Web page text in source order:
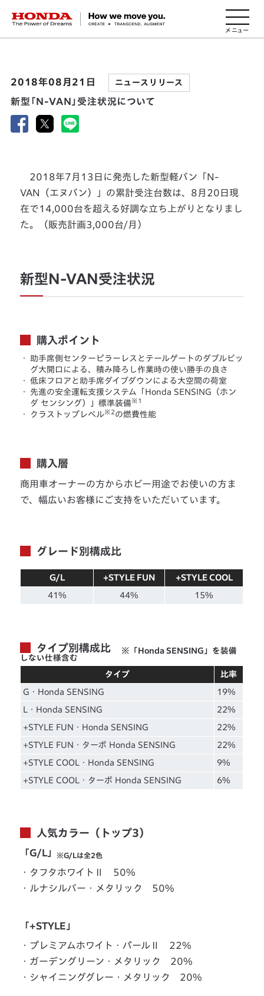
HONDA The Power of Dreams
2018年08月21日 ニュースリリース
新型「N-VAN」受注状況について
2018年7月13日に発売した新型軽バン「N-
VAN（エヌバン）」の累計受注台数は、8月20日現
在で14,000台を超える好調な立ち上がりとなりまし
た。（販売計画3,000台/月）
新型N-VAN受注状況
購入ポイント
・
助手席側センターピラーレスとテールゲートのダブルビッ
グ大開口による、積み降ろし作業時の使い勝手の良さ
・
低床フロアと助手席ダイブダウンによる大空間の荷室
・
先進の安全運転支援システム「Honda SENSING（ホン
ダ センシング）」標準装備※1
・ クラストップレベル※2 の燃費性能
購入層
商用車オーナーの方からホビー用途でお使いの方ま
で、幅広いお客様にご支持をいただいています。
グレード別構成比
G/L +STYLE FUN +STYLE COOL
41% 44% 15%
タイプ別構成比
※「Honda SENSING」を装備
しない仕様含む
タイプ
比率
G・Honda SENSING 19%
L・Honda SENSING 22%
+STYLE FUN・Honda SENSING 22%
+STYLE FUN・ターボ Honda SENSING 22%
+STYLE COOL・Honda SENSING 9%
+STYLE COOL・ターボ Honda SENSING 6%
人気カラー（トップ3）
「G/L」 ※G/Lは全2色
・タフタホワイトⅡ 50%
・ルナシルバー・メタリック 50%
「+STYLE」
・プレミアムホワイト・パールⅡ 22%
・ガーデングリーン・メタリック 20%
・シャイニンググレー・メタリック 20%